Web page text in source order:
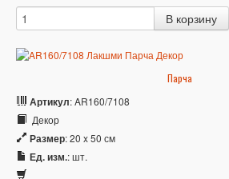
Парча
Артикул: AR160/7108
Декор
Размер: 20 x 50 см
Ед. изм.: шт.